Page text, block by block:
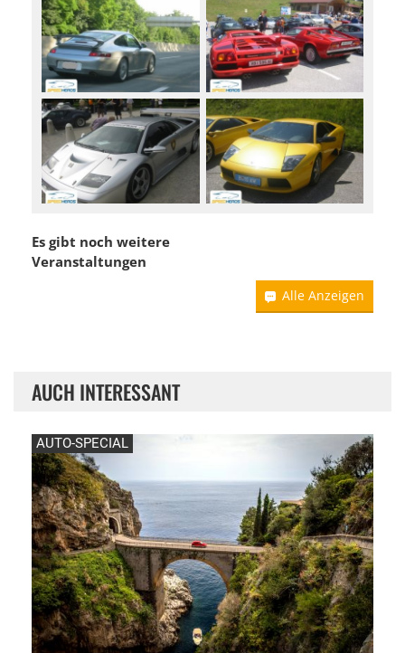
Es gibt noch weitere
Veranstaltungen
Alle Anzeigen
AUCH INTERESSANT
AUTO-SPECIAL